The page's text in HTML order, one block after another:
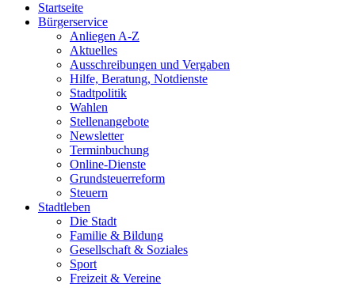
Startseite
Bürgerservice
Anliegen A-Z
Aktuelles
Ausschreibungen und Vergaben
Hilfe, Beratung, Notdienste
Stadtpolitik
Wahlen
Stellenangebote
Newsletter
Terminbuchung
Online-Dienste
Grundsteuerreform
Steuern
Stadtleben
Die Stadt
Familie & Bildung
Gesellschaft & Soziales
Sport
Freizeit & Vereine